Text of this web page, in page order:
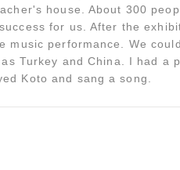
house. About 300
for us. After the
music performance. We
Turkey and China. I had a
Koto and sang a song.